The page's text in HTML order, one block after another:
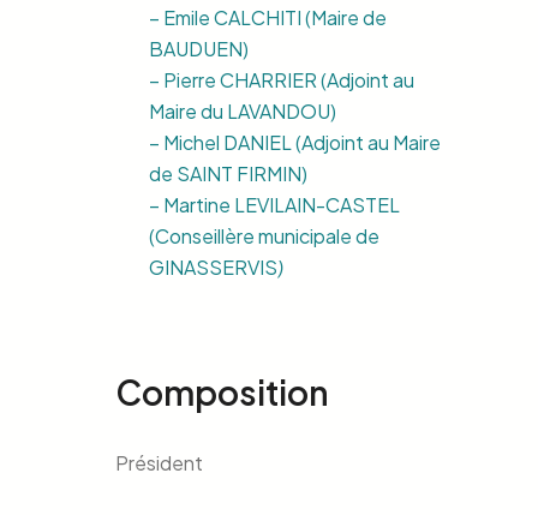
Composition
Président
– Emile CALCHITI (Maire de
BAUDUEN)
– Pierre CHARRIER (Adjoint au
Maire du LAVANDOU)
– Michel DANIEL (Adjoint au Maire
de SAINT FIRMIN)
– Martine LEVILAIN-CASTEL
(Conseillère municipale de
GINASSERVIS)